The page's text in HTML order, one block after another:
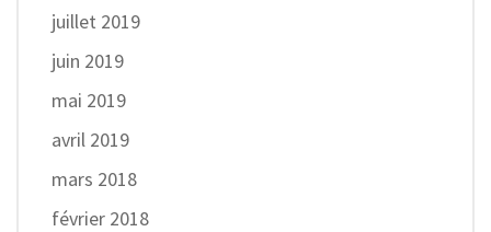
juillet 2019
juin 2019
mai 2019
avril 2019
mars 2018
février 2018